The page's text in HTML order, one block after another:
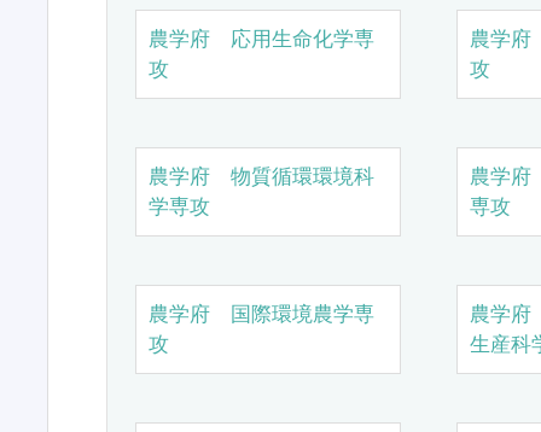
農学府 応用生命化学専
攻
農学
攻
農学府 物質循環環境科
学専攻
農学
専攻
農学府 国際環境農学専
攻
農学
生産科